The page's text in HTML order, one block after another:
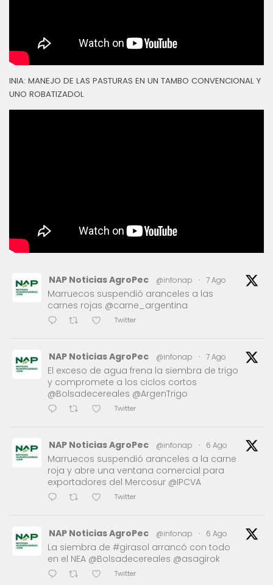
INIA: MANEJO DE LAS PASTURAS EN UN TAMBO CONVENCIONAL Y
UNO ROBATIZADOL
NAP Noticias AgroPec @infonap · 7 Ago
Marruecos suspendió aranceles a las
carnes rojas @carne_argentina
Twitter
NAP Noticias AgroPec @infonap · 7 Ago
El exceso de agua frena la siembra de trigo
y compromete a los ciclos cortos
@Bolsadecereales @ArgenTrigo
Twitter
NAP Noticias AgroPec @infonap · 6 Ago
Marruecos suspendió aranceles a la carne
roja y abre una ventana comercial para
exportadores del Mercosur @IPCVA
Twitter
NAP Noticias AgroPec @infonap · 6 Ago
La siembra de #girasol arrancó con todo
en el NEA @Bolsadecereales @asagirok
Twitter